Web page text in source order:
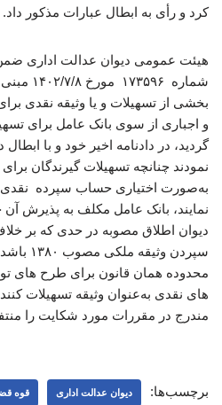
کرد و رأی به ابطال عبارات مذکور داد.
هیئت عمومی دیوان عدالت اداری ضمن
شماره
بخشی از تسهیلات و یا وثیقه نقدی
و اجباری از سوی بانک عامل برای
گردید، در دادنامه اخیر خود و با
نمودند چنانچه تسهیلات گیرندگان
به‌صورت اختیاری حساب سپرده نقدی
نمایند، بانک عامل مکلف به پذیرش
دیوان اطلاق مصوبه در حدی که بر
سپردن
محدوده همان قانون برای طرح های
های نقدی به‌عنوان وثیقه تسهیلات
مندرج در مقررات مورد شکایت را
برچسب‌ها: دیوان عدالت اداری قوه